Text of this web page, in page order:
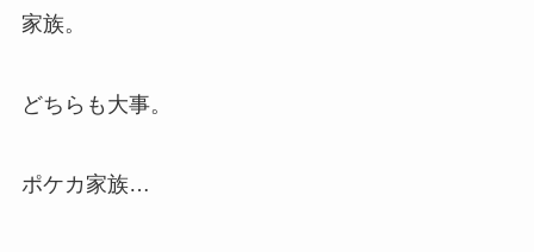
家族。
どちらも大事。
ポケカ家族…